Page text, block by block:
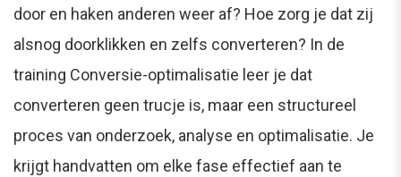
door en haken anderen weer af? Hoe zorg je dat zij
alsnog doorklikken en zelfs converteren? In de
training Conversie-optimalisatie leer je dat
converteren geen trucje is, maar een structureel
proces van onderzoek, analyse en optimalisatie. Je
krijgt handvatten om elke fase effectief aan te